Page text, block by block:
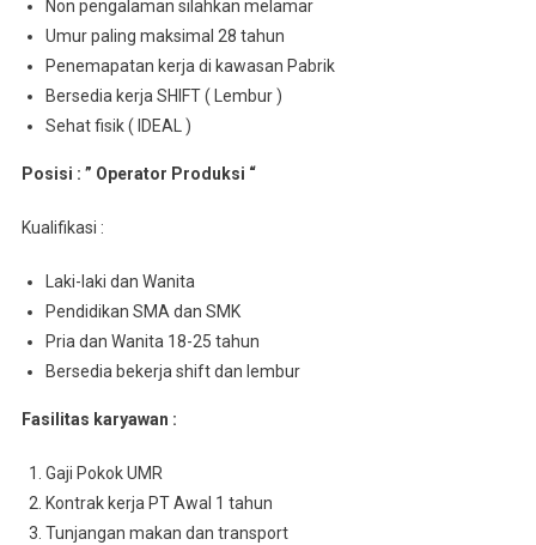
Non pengalaman silahkan melamar
Umur paling maksimal 28 tahun
Penemapatan kerja di kawasan Pabrik
Bersedia kerja SHIFT ( Lembur )
Sehat fisik ( IDEAL )
Posisi : ” Operator Produksi “
Kualifikasi :
Laki-laki dan Wanita
Pendidikan SMA dan SMK
Pria dan Wanita 18-25 tahun
Bersedia bekerja shift dan lembur
Fasilitas karyawan :
Gaji Pokok UMR
Kontrak kerja PT Awal 1 tahun
Tunjangan makan dan transport